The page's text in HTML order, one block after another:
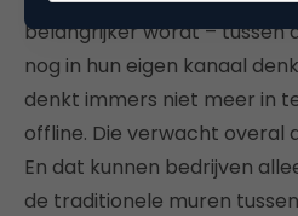
belangrijker wordt – tussen
nog in hun eigen kanaal
denkt immers niet meer in
offline. Die verwacht overal
En dat kunnen bedrijven
de traditionele muren